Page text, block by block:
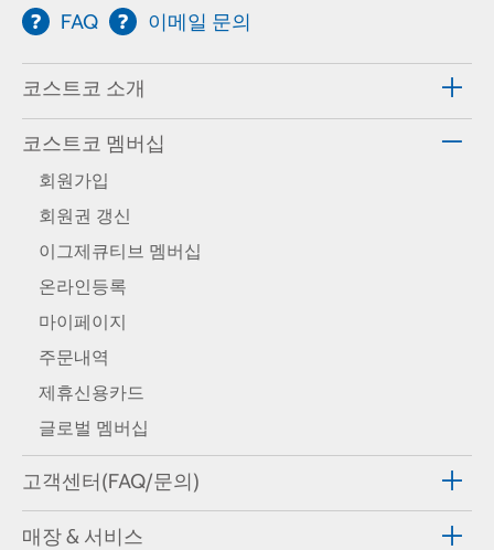
FAQ 이메일 문의
코스트코 소개
코스트코 멤버십
회원가입
회원권 갱신
이그제큐티브 멤버십
온라인등록
마이페이지
주문내역
제휴신용카드
글로벌 멤버십
고객센터(FAQ/문의)
매장 & 서비스